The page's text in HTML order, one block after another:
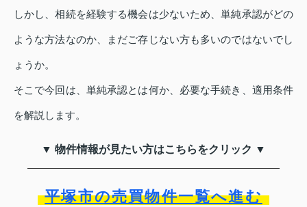
しかし、相続を経験する機会は少ないため、単純承認がどの
ような方法なのか、まだご存じない方も多いのではないでし
ょうか。
そこで今回は、単純承認とは何か、必要な手続き、適用条件
を解説します。
▼ 物件情報が見たい方はこちらをクリック ▼
平塚市の売買物件一覧へ進む